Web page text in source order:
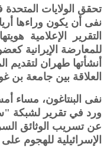
تحقق الولايات
نفى أن يكون وراءها
التقرير الإعلامية
للمعارضة الإيرانية
أنشأتها طهران لتقديم
العلاقة بين جامعة بن
نفى البنتاغون، مساء
ورد في تقرير لشبكة
عن تسريب الوثائق
الإسرائيلية للهجوم